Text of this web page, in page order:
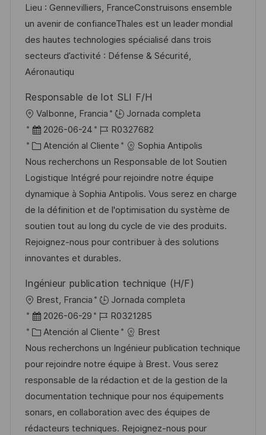
c
a
c
i
ó
c
h
a
d
e
u
b
l
i
c
a
c
i
ó
n
d
e
e
m
e
o
a
t
e
g
o
í
a
Lieu : Gennevilliers, FranceConstruisons ensemble
un avenir de confianceThales est un leader mondial
des hautes technologies spécialisé dans trois
secteurs d’activité : Défense & Sécurité,
Aéronautiqu
Responsable de lot SLI F/H
U
b
c
a
c
i
ó
n
Valbonne, Francia
Jornada completa
F
e
c
h
a
d
e
p
u
l
i
c
a
c
i
ó
n
2026-06-24
I
D
d
e
e
m
p
l
e
R0327682
C
a
t
e
g
o
r
í
Atención al Cliente
Sophia Antipolis
Nous recherchons un Responsable de lot Soutien
Logistique Intégré pour rejoindre notre équipe
dynamique à Sophia Antipolis. Vous serez en charge
de la définition et de l'optimisation du système de
soutien tout au long du cycle de vie des produits.
Rejoignez-nous pour contribuer à des solutions
innovantes et durables.
Ingénieur publication technique (H/F)
U
b
c
a
c
i
ó
n
Brest, Francia
Jornada completa
F
e
c
h
a
d
e
p
2026-06-29
I
D
d
e
e
m
p
l
R0321285
C
a
t
e
g
o
r
Atención al Cliente
Brest
Nous recherchons un Ingénieur publication technique
pour rejoindre notre équipe à Brest. Vous serez
responsable de la rédaction et de la gestion de la
documentation technique pour nos équipements
sonars, en collaboration avec des équipes de
rédacteurs techniques. Rejoignez-nous pour